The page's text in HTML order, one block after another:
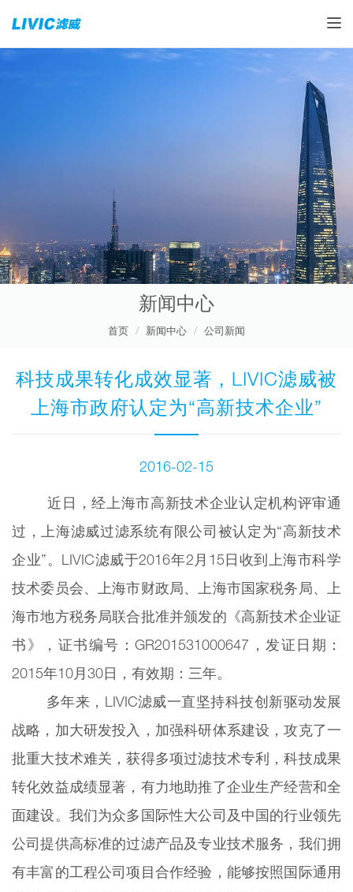
新闻中心
首页 新闻中心 公司新闻
科技成果转化成效显著，LIVIC滤威被
上海市政府认定为“高新技术企业”
2016-02-15
近日，经上海市高新技术企业认定机构评审通
过，上海滤威过滤系统有限公司被认定为“高新技术
企业”。LIVIC滤威于2016年2月15日收到上海市科学
技术委员会、上海市财政局、上海市国家税务局、上
海市地方税务局联合批准并颁发的《高新技术企业证
书》，证书编号：GR201531000647，发证日期：
2015年10月30日，有效期：三年。
多年来，LIVIC滤威一直坚持科技创新驱动发展
战略，加大研发投入，加强科研体系建设，攻克了一
批重大技术难关，获得多项过滤技术专利，科技成果
转化效益成绩显著，有力地助推了企业生产经营和全
面建设。我们为众多国际性大公司及中国的行业领先
公司提供高标准的过滤产品及专业技术服务，我们拥
有丰富的工程公司项目合作经验，能够按照国际通用